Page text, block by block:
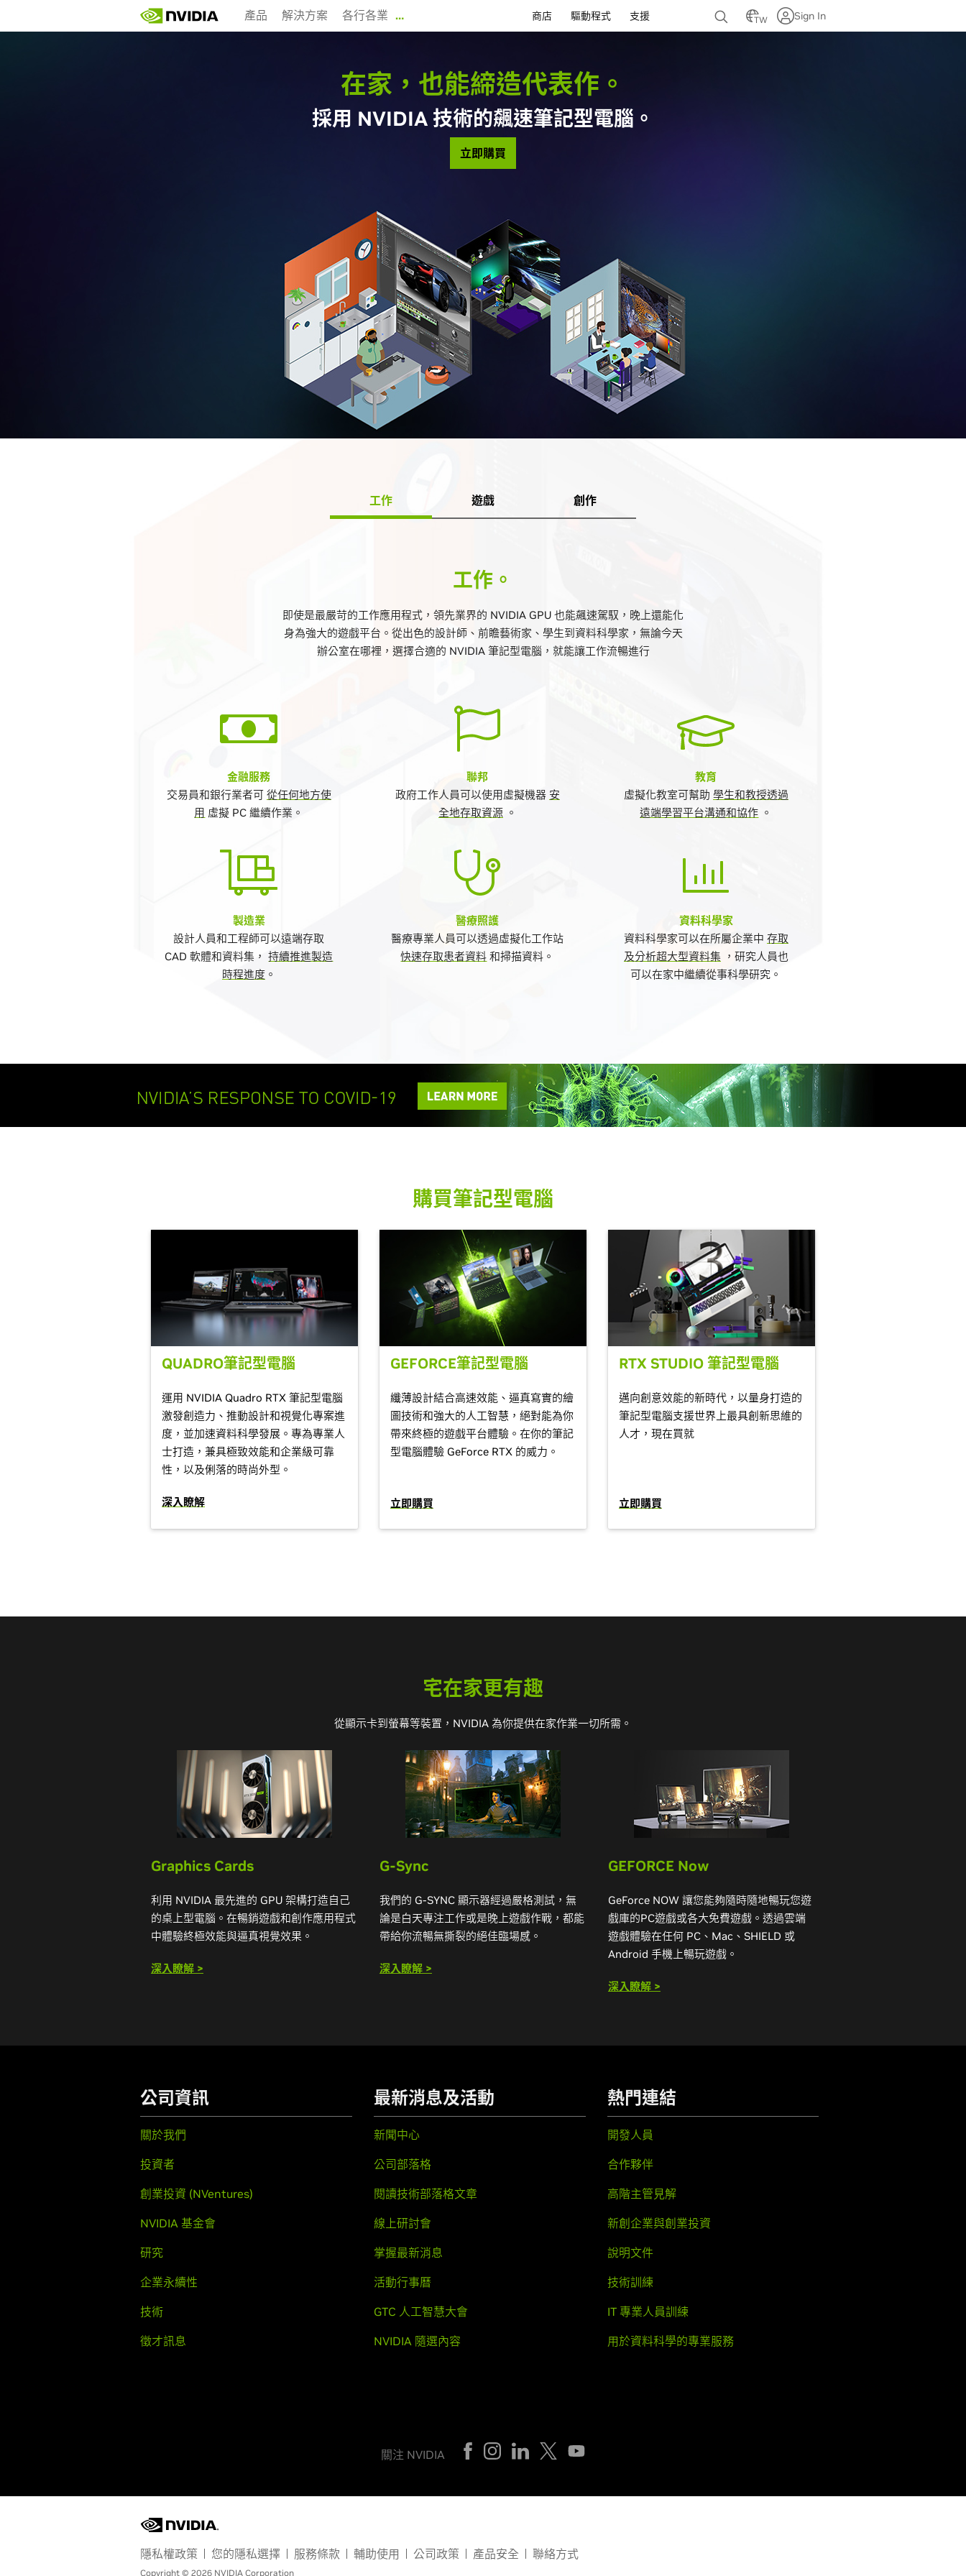
main
產品 解決方案 各行各業 … 商店 驅動程式 支援 TW Sign In
在家，也能締造代表作。
採用 NVIDIA 技術的飆速筆記型電腦。
立即購買
工作 遊戲 創作
工作。
即使是最嚴苛的工作應用程式，領先業界的 NVIDIA GPU 也能飆速駕馭，晚上還能化
身為強大的遊戲平台。從出色的設計師、前瞻藝術家、學生到資料科學家，無論今天
辦公室在哪裡，選擇合適的 NVIDIA 筆記型電腦，就能讓工作流暢進行
金融服務
交易員和銀行業者可 從任何地方使
用 虛擬 PC 繼續作業。
聯邦
政府工作人員可以使用虛擬機器 安
全地存取資源。
教育
虛擬化教室可幫助 學生和教授透過
遠端學習平台溝通和協作 。
製造業
設計人員和工程師可以遠端存取
CAD 軟體和資料集，持續推進製造
時程進度。
醫療照護
醫療專業人員可以透過虛擬化工作站
快速存取患者資料 和掃描資料。
資料科學家
資料科學家可以在所屬企業中 存取
及分析超大型資料集，研究人員也
可以在家中繼續從事科學研究。
購買筆記型電腦
QUADRO筆記型電腦
運用 NVIDIA Quadro RTX 筆記型電腦
激發創造力、推動設計和視覺化專案進
度，並加速資料科學發展。專為專業人
士打造，兼具極致效能和企業級可靠
性，以及俐落的時尚外型。
深入瞭解
GEFORCE筆記型電腦
纖薄設計結合高速效能、逼真寫實的繪
圖技術和強大的人工智慧，絕對能為你
帶來終極的遊戲平台體驗。在你的筆記
型電腦體驗 GeForce RTX 的威力。
立即購買
RTX STUDIO 筆記型電腦
邁向創意效能的新時代，以量身打造的
筆記型電腦支援世界上最具創新思維的
人才，現在買就
立即購買
宅在家更有趣
從顯示卡到螢幕等裝置，NVIDIA 為你提供在家作業一切所需。
Graphics Cards
利用 NVIDIA 最先進的 GPU 架構打造自己
的桌上型電腦。在暢銷遊戲和創作應用程式
中體驗終極效能與逼真視覺效果。
深入瞭解 >
G-Sync
我們的 G-SYNC 顯示器經過嚴格測試，無
論是白天專注工作或是晚上遊戲作戰，都能
帶給你流暢無撕裂的絕佳臨場感。
深入瞭解 >
GEFORCE Now
GeForce NOW 讓您能夠隨時隨地暢玩您遊
戲庫的PC遊戲或各大免費遊戲。透過雲端
遊戲體驗在任何 PC、Mac、SHIELD 或
Android 手機上暢玩遊戲。
深入瞭解 >
公司資訊
關於我們
投資者
創業投資 (NVentures)
NVIDIA 基金會
研究
企業永續性
技術
徵才訊息
最新消息及活動
新聞中心
公司部落格
閱讀技術部落格文章
線上研討會
掌握最新消息
活動行事曆
GTC 人工智慧大會
NVIDIA 隨選內容
熱門連結
開發人員
合作夥伴
高階主管見解
新創企業與創業投資
說明文件
技術訓練
IT 專業人員訓練
用於資料科學的專業服務
關注 NVIDIA
隱私權政策 您的隱私選擇 服務條款 輔助使用 公司政策 產品安全 聯絡方式
Copyright © 2026 NVIDIA Corporation